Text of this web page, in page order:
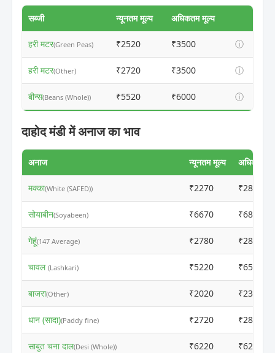
सब्जी न्यूनतम मूल्य अधिकतम मूल्य
हरी मटर(Green Peas) ₹2520 ₹3500 ⓘ
हरी मटर(Other) ₹2720 ₹3500 ⓘ
बीन्स(Beans (Whole)) ₹5520 ₹6000 ⓘ
दाहोद मंडी में अनाज का भाव
अनाज न्यूनतम मूल्य अधिकतम
मक्का(White (SAFED)) ₹2270 ₹2800
सोयाबीन(Soyabeen) ₹6670 ₹6830
गेहूं(147 Average) ₹2780 ₹2850
चावल (Lashkari) ₹5220 ₹6500
बाजरा(Other) ₹2020 ₹2300
धान (सादा)(Paddy fine) ₹2720 ₹2800
साबुत चना दाल(Desi (Whole)) ₹6220 ₹6200